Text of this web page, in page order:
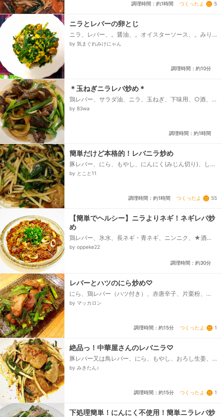
調理時間：約1時間 つくったよ 5
ニラとレバーの卵とじ
ニラ、レバー、。醤油、。オイスターソース、。みり
ん、卵、サラダ油
by 気まぐれみけにゃん
調理時間：約10分
＊玉ねぎニラレバ炒め＊
鶏レバー、サラダ油、ニラ、玉ねぎ、下味用、○酒、○
チューブ生姜、○チューブニンニク、○醤油、片栗粉、
by 83wa
調理時間：約1時間
簡単だけど本格的！レバニラ炒め
豚レバー、にら、もやし、にんにく(みじん切り)、しょ
うが(みじん切り)、☆酒、☆しょうゆ、☆ごま油、☆
by とこと11
調理時間：約1時間 つくったよ 55
【簡単でヘルシー】ニラよりネギ！ネギレバ炒
め
鶏レバー、氷水、長ネギ・青ネギ、ニンニク、★酒・
醤油・おろし生姜、片栗粉、サラダ油、☆酒・醤油・
がらスープの素、ごま油・白いり胡麻、一味唐辛子...
by oppeke22
調理時間：約30分
レバーとハツのにら炒め♡
にら、鶏レバー（ハツ付き）、赤唐辛子、片栗粉、☆
調味料☆、料理酒、砂糖、しょうゆ、塩胡椒
by マッカロン
調理時間：約15分 つくったよ 1
絶品っ！中華屋さんのレバニラ♡
豚レバー又は鳥レバー、にら、もやし、おろし生姜、
おろしにんにく、豆板醤、片栗粉、●酒、●醤油、●塩
by みきたん♪
調理時間：約15分 つくったよ 1
下処理簡単！にんにく不使用！簡単ニラレバ炒